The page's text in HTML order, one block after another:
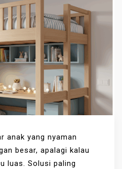
anak yang nyaman
besar, apalagi kalau
luas. Solusi paling